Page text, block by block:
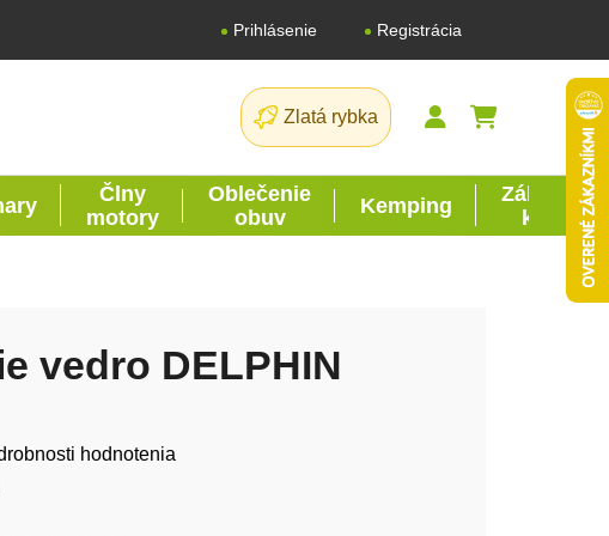
Prihlásenie Registrácia
Zlatá rybka
NÁKUPNÝ
Člny
motory
Oblečenie
obuv
Kemping
Záhrada
kutil
vedro DELPHIN
produktu je 0,0 z 5 hviezdičiek.
hodnotenia